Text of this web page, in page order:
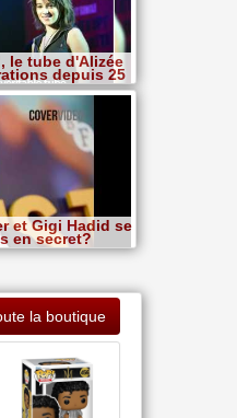
le tube d'Alizée
depuis 25
et Gigi Hadid se
en secret?
la boutique